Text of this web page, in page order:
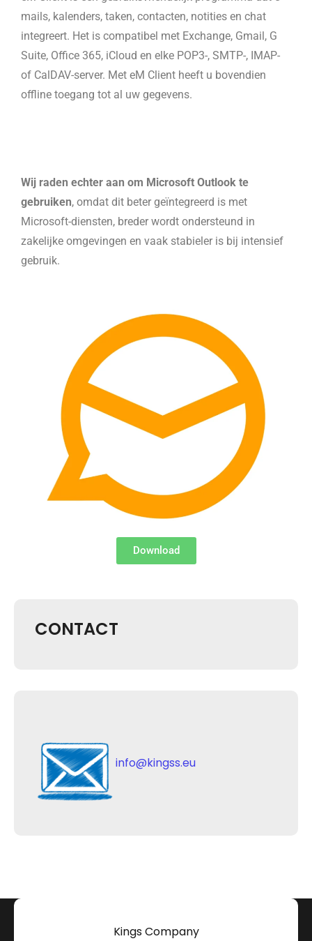
mails, kalenders, taken, contacten, notities en chat
integreert. Het is compatibel met Exchange, Gmail, G
Suite, Office 365, iCloud en elke POP3-, SMTP-, IMAP-
of CalDAV-server. Met eM Client heeft u bovendien
offline toegang tot al uw gegevens.
Wij raden echter aan om Microsoft Outlook te
gebruiken, omdat dit beter geïntegreerd is met
Microsoft-diensten, breder wordt ondersteund in
zakelijke omgevingen en vaak stabieler is bij intensief
gebruik.
Download
CONTACT
info@kingss.eu
Kings Company